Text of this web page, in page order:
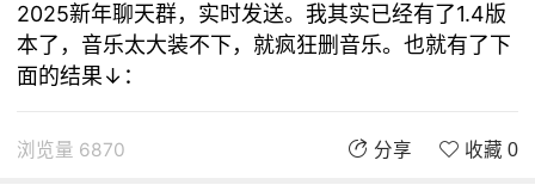
2025新年聊天群，实时发送。我其实已经有了1.4版
本了，音乐太大装不下，就疯狂删音乐。也就有了下
面的结果↓：
浏览量 6870 分享 收藏 0